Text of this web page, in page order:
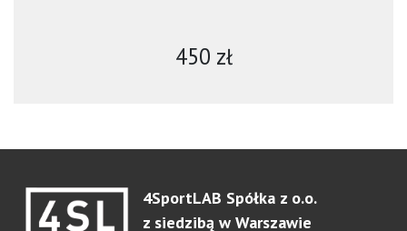
450 zł
4SportLAB Spółka z o.o.
z siedzibą w Warszawie